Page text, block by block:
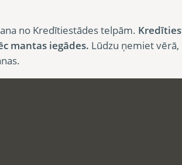
no Kredītiestādes telpām.
mantas iegādes. Lūdzu ņemiet